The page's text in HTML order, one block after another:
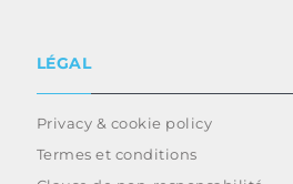
LÉGAL
Privacy & cookie policy
Termes et conditions